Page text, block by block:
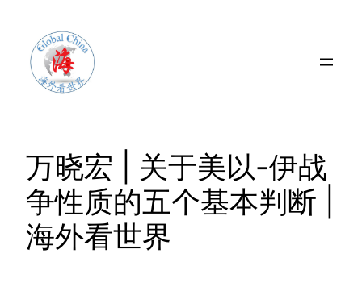
content
万晓宏 | 关于美以-伊战
争性质的五个基本判断 |
海外看世界